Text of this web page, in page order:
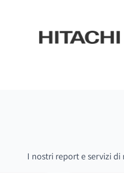
I nostri report e servizi